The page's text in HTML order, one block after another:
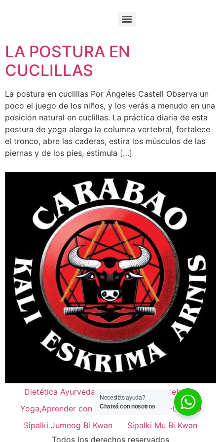
LA POSTURA EN
CUCLILLAS
La postura en cuclillas Por Ángeles Castell Observa un
poco el juego de los niños, y los verás a menudo en una
posición natural en cuclillas. La práctica diaria de esta
postura de yoga alarga la columna vertebral, fortalece
el tronco, abre las caderas, estira los músculos de las
piernas y de los pies, estimula […]
Dietética Ayurveda
Quiropraxia Vertebralle
Yoga,Aprender con el Cuerpo
KBOX -LATINO
Sipalki Jumeog Bi Kwan
Sipalki Mu Bi Kwan
Todos los derechos reservados
Necesitás ayuda?
Chateá con nosotros